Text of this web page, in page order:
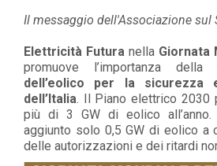
Il messaggio dell'Associazione sul
Elettricità Futura nella Giornata
promuove l’importanza della
dell’eolico per la sicurezza
dell’Italia. Il Piano elettrico 2030
più di 3 GW di eolico
aggiunto solo 0,5 GW di eolico a
delle autorizzazioni e dei ritardi